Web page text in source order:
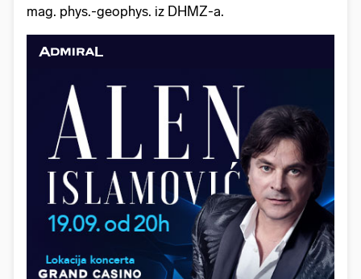
mag. phys.-geophys. iz DHMZ-a.